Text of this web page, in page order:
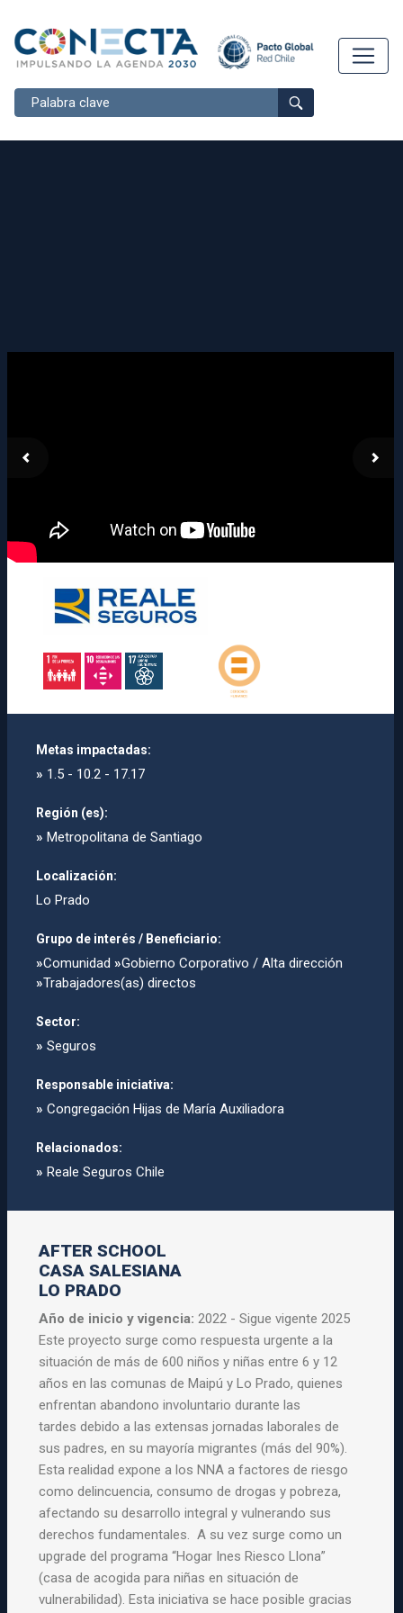
Buscar
Metas impactadas:
» 1.5 - 10.2 - 17.17
Región (es):
» Metropolitana de Santiago
Localización:
Lo Prado
Grupo de interés / Beneficiario:
»Comunidad »Gobierno Corporativo / Alta dirección
»Trabajadores(as) directos
Sector:
» Seguros
Responsable iniciativa:
» Congregación Hijas de Marí­a Auxiliadora
Relacionados:
» Reale Seguros Chile
AFTER SCHOOL
CASA SALESIANA
LO PRADO
Año de inicio y vigencia:2022 - Sigue vigente 2025
Este proyecto surge como respuesta urgente a la
situación de más de600 niños y niñas entre 6 y 12
años en las comunas de Maipú y LoPrado, quienes
enfrentan abandono involuntario durante las
tardesdebido a las extensas jornadas laborales de
sus padres, en su mayoríamigrantes (más del 90%).
Esta realidad expone a los NNA a factores deriesgo
como delincuencia, consumo de drogas y pobreza,
afectando sudesarrollo integral y vulnerando sus
derechos fundamentales. A su vez surge como un
upgrade del programa “Hogar Ines Riesco Llona”
(casa deacogida para niñas en situación de
vulnerabilidad). Esta iniciativa sehace posible gracias